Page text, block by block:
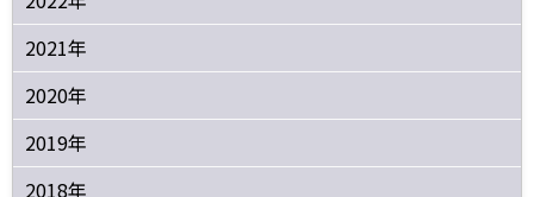
2021年
2020年
2019年
2018年